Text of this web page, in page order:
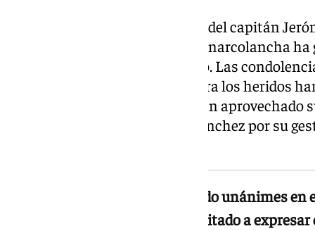
La muerte del agente Germán y del capitán
durante una persecución a una narcolancha ha
reacciones en el ámbito político. Las
y los deseos de recuperación para los heridos
dirigentes han ido más allá y han aprovechado
críticas al Gobierno de Pedro Sánchez por su
Las reacciones políticas han sido unánimes
tono: mientras unos se han limitado a